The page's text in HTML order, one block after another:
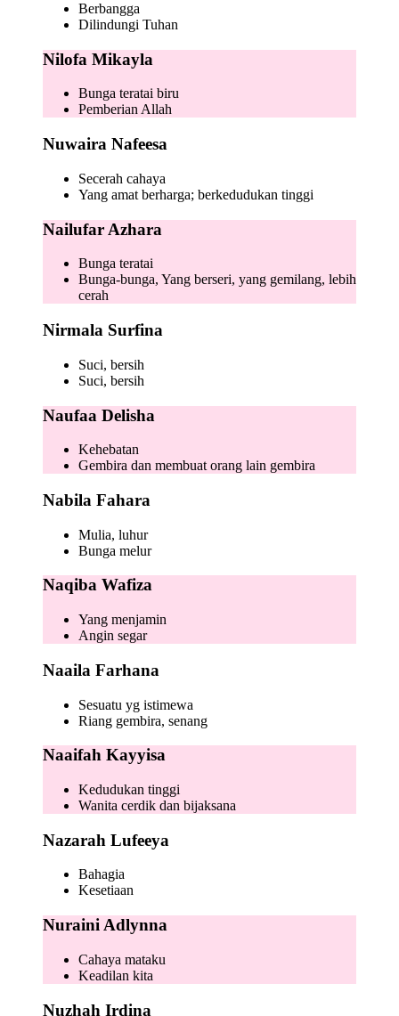
Berbangga
Dilindungi Tuhan
Nilofa Mikayla
Bunga teratai biru
Pemberian Allah
Nuwaira Nafeesa
Secerah cahaya
Yang amat berharga; berkedudukan tinggi
Nailufar Azhara
Bunga teratai
Bunga-bunga, Yang berseri, yang gemilang, lebih
cerah
Nirmala Surfina
Suci, bersih
Suci, bersih
Naufaa Delisha
Kehebatan
Gembira dan membuat orang lain gembira
Nabila Fahara
Mulia, luhur
Bunga melur
Naqiba Wafiza
Yang menjamin
Angin segar
Naaila Farhana
Sesuatu yg istimewa
Riang gembira, senang
Naaifah Kayyisa
Kedudukan tinggi
Wanita cerdik dan bijaksana
Nazarah Lufeeya
Bahagia
Kesetiaan
Nuraini Adlynna
Cahaya mataku
Keadilan kita
Nuzhah Irdina